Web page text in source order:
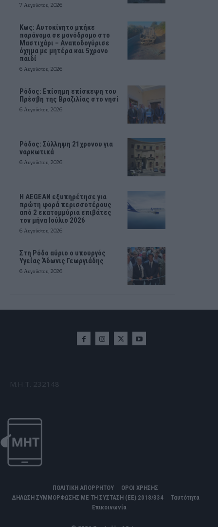
7 Αυγούστου, 2026
Kως: Αυτοκίνητο μπήκε
παράνομα σε μονόδρομο στο
Μαστιχάρι – Αναποδογύρισε
όχημα με μητέρα και 5χρονο
παιδί
6 Αυγούστου, 2026
Ρόδος: Επίσημη επίσκεψη του
Πρέσβη της Βραζιλίας στο νησί
6 Αυγούστου, 2026
Ρόδος: Σύλληψη 21χρονου για
ναρκωτικά
6 Αυγούστου, 2026
Η AEGEAN εξυπηρέτησε για
πρώτη φορά περισσοτέρους
από 2 εκατομμύρια επιβάτες
τον μήνα Ιούλιο 2026
6 Αυγούστου, 2026
Στη Ρόδο αύριο ο υπουργός
Υγείας Άδωνις Γεωργιάδης
6 Αυγούστου, 2026
Μ.Η.Τ. 232148
ΠΟΛΙΤΙΚΗ ΑΠΟΡΡΗΤΟΥ
ΟΡΟΙ ΧΡΗΣΗΣ
ΔΗΛΩΣΗ ΣΥΜΜΟΡΦΩΣΗΣ ΜΕ ΤΗ ΣΥΣΤΑΣΗ (ΕΕ) 2018/334
Ταυτότητα
Επικοινωνία